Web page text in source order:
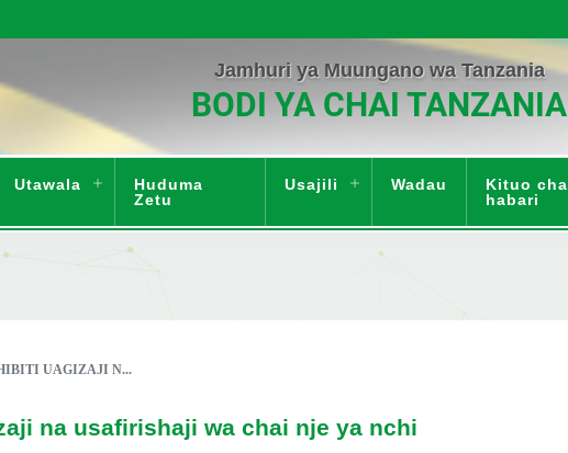
Jamhuri ya Muungano wa Tanzania
BODI YA CHAI TANZANIA
Utawala
Huduma
Zetu
Usajili Wadau
Kituo cha
habari
UAGIZAJI N...
na usafirishaji wa chai nje ya nchi